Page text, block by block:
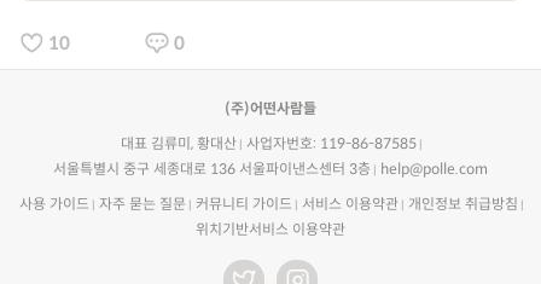
10 0
(주)어떤사람들
대표 김류미, 황대산
사업자번호: 119-86-87585
서울특별시 중구 세종대로 136 서울파이낸스센터 3층
help@polle.com
사용 가이드 자주 묻는 질문 커뮤니티 가이드 서비스 이용약관
개인정보 취급방침
위치기반서비스 이용약관